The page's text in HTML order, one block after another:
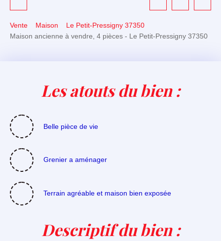
Vente Maison
Le Petit-Pressigny 37350
Maison ancienne à vendre, 4 pièces - Le Petit-Pressigny 37350
Les atouts du bien :
Belle pièce de vie
Grenier a aménager
Terrain agréable et maison bien exposée
Descriptif du bien: